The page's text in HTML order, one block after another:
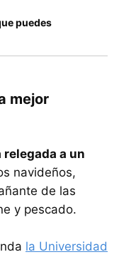
puedes
mejor
a un
navideños,
de las
y pescado.
la Universidad